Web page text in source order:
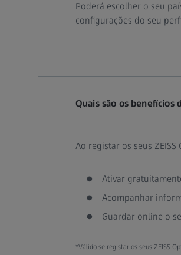
Poderá escolher o seu
configurações do seu
Quais são os benefícios
Ao registar os seus
Ativar
Acompanhar
Guardar online o
*Válido se registar os seus ZEISS